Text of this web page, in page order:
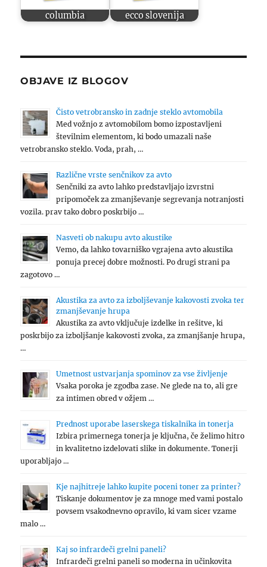
columbia ecco slovenija
OBJAVE IZ BLOGOV
Čisto vetrobransko in zadnje steklo avtomobila
Med vožnjo z avtomobilom bomo izpostavljeni
številnim elementom, ki bodo umazali naše
vetrobransko steklo. Voda, prah, …
Različne vrste senčnikov za avto
Senčniki za avto lahko predstavljajo izvrstni
pripomoček za zmanjševanje segrevanja notranjosti
vozila. prav tako dobro poskrbijo …
Nasveti ob nakupu avto akustike
Vemo, da lahko tovarniško vgrajena avto akustika
ponuja precej dobre možnosti. Po drugi strani pa
zagotovo …
Akustika za avto za izboljševanje kakovosti zvoka ter
zmanjševanje hrupa
Akustika za avto vključuje izdelke in rešitve, ki
poskrbijo za izboljšanje kakovosti zvoka, za zmanjšanje hrupa,
…
Umetnost ustvarjanja spominov za vse življenje
Vsaka poroka je zgodba zase. Ne glede na to, ali gre
za intimen obred v ožjem …
Prednost uporabe laserskega tiskalnika in tonerja
Izbira primernega tonerja je ključna, če želimo hitro
in kvalitetno izdelovati slike in dokumente. Tonerji
uporabljajo …
Kje najhitreje lahko kupite poceni toner za printer?
Tiskanje dokumentov je za mnoge med vami postalo
povsem vsakodnevno opravilo, ki vam sicer vzame
malo …
Kaj so infrardeči grelni paneli?
Infrardeči grelni paneli so moderna in učinkovita